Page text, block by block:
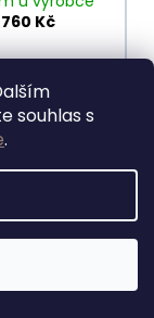
souhlas s
.
Kč
KOŠÍKU